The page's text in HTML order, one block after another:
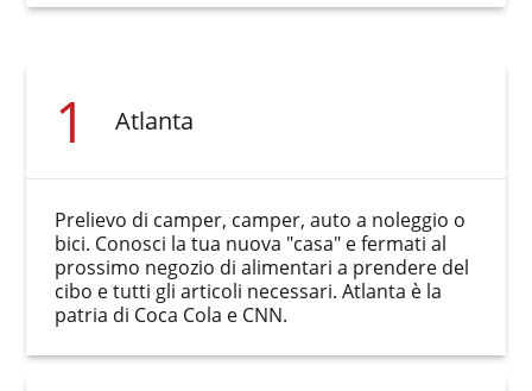
1 Atlanta
Prelievo di camper, camper, auto a noleggio o
bici. Conosci la tua nuova "casa" e fermati al
prossimo negozio di alimentari a prendere del
cibo e tutti gli articoli necessari. Atlanta è la
patria di Coca Cola e CNN.